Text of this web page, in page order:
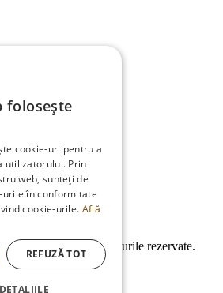
EDMauto.roToate drepturile rezervate.
folosește
cookie-uri pentru a
utilizatorului. Prin
web, sunteți de
urile în conformitate
cookie-urile. Află
REFUZĂ TOT